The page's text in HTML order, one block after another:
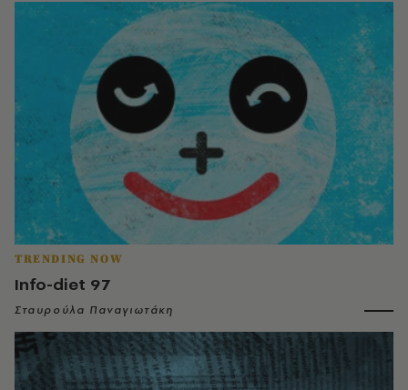
TRENDING NOW
Info-diet 97
Σταυρούλα Παναγιωτάκη